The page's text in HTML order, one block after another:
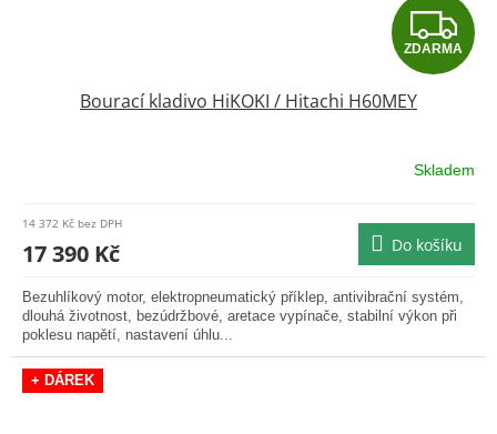
Z
D
R
M
A
ZDARMA
Bourací kladivo HiKOKI / Hitachi H60MEY
Skladem
14 372 Kč bez DPH
17 390 Kč Do košíku
Bezuhlíkový motor, elektropneumatický příklep, antivibrační systém,
dlouhá životnost, bezúdržbové, aretace vypínače, stabilní výkon při
poklesu napětí, nastavení úhlu...
+ DÁREK